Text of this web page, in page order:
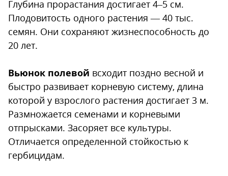
Глубина прорастания достигает 4–5 см.
Плодовитость одного растения — 40 тыс.
семян. Они сохраняют жизнеспособность до
20 лет.
Вьюнок полевой всходит поздно весной и
быстро развивает корневую систему, длина
которой у взрослого растения достигает 3 м.
Размножается семенами и корневыми
отпрысками. Засоряет все культуры.
Отличается определенной стойкостью к
гербицидам.